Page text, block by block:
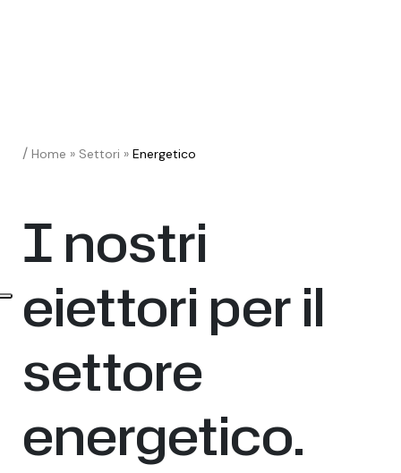
/ Home » Settori » Energetico
I nostri
eiettori per il
settore
energetico.